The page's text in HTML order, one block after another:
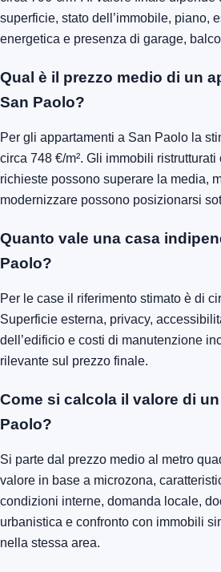
superficie, stato dell’immobile, piano,
energetica e presenza di garage,
Qual è il prezzo medio di un
San Paolo?
Per gli appartamenti a San Paolo la
circa 748 €/m². Gli immobili
richieste possono superare la media,
modernizzare possono posizionarsi
Quanto vale una casa
Paolo?
Per le case il riferimento stimato è di
Superficie esterna, privacy,
dell’edificio e costi di manutenzione
rilevante sul prezzo finale.
Come si calcola il valore di
Paolo?
Si parte dal prezzo medio al metro
valore in base a microzona,
condizioni interne, domanda locale,
urbanistica e confronto con immobili
nella stessa area.